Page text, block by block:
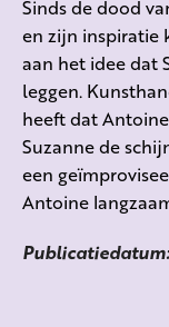
Sinds de dood
en zijn inspiratie
aan het idee dat
leggen.
heeft dat
Suzanne de
een
Antoine